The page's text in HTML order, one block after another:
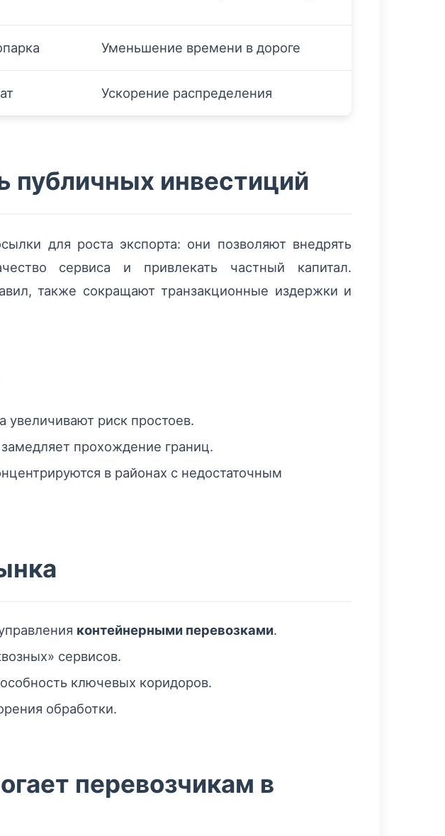
Уменьшение времени в дороге
Ускорение распределения
публичных инвестиций
для роста экспорта: они позволяют внедрять
сервиса и привлекать частный капитал.
также сокращают транзакционные издержки и
риск простоев.
прохождение границ.
в районах с недостаточным
контейнерными перевозками.
сервисов.
ключевых коридоров.
обработки.
перевозчикам в